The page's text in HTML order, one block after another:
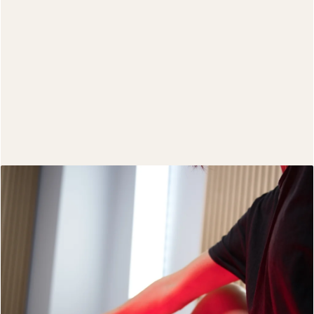
Eclipse© LED Therapy™
vous souhaitez améliorer visiblement la qualité
Une routine LED simple, non invasive et premium pour
accompagner le relâchement cutané, la texture de peau
et l’apparence générale des jambes.